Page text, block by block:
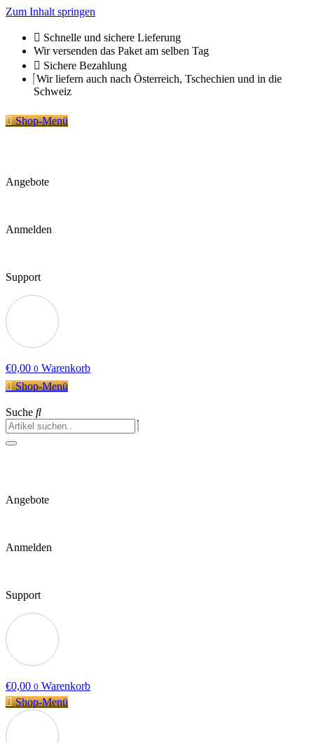
Zum Inhalt springen
Schnelle und sichere Lieferung
Wir versenden das Paket am selben Tag
Sichere Bezahlung
Wir liefern auch nach Österreich, Tschechien und in die
Schweiz
Shop-Menü
Angebote
Anmelden
Support
€0,00 0 Warenkorb
Shop-Menü
Suche
Angebote
Anmelden
Support
€0,00 0 Warenkorb
Shop-Menü